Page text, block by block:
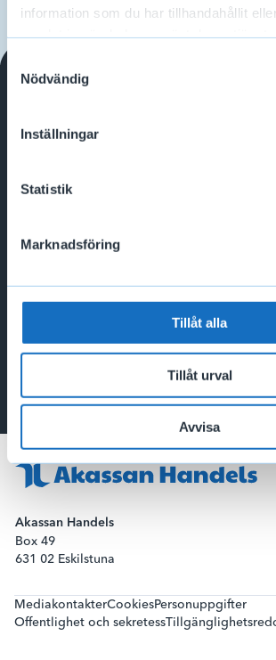
information som du har tillhandahållit
Nödvändig
Inställningar
Statistik
Marknadsföring
Tillåt alla
Tillåt urval
Avvisa
Har du en fråga?
Frågor och svar
Nyheter
Om Akassan Handels
Mer om oss
Akassan Handels
Box 49
631 02 Eskilstuna
MediakontakterCookiesPersonuppgifter
Offentlighet och sekretess